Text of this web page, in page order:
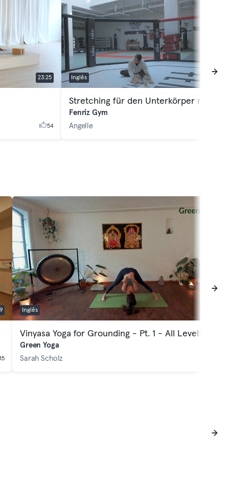
23:25
54
Inglês
Fenriz Gym
Angelle
15
Inglês
Vinyasa Yoga for Grounding - Pt. 1 - All Levels
Green Yoga
Sarah Scholz